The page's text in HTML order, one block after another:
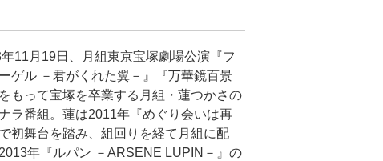
11月19日、月組東京宝塚劇場公演『フ
ゲル －君がくれた翼－』『万華鏡百景
もって宝塚を卒業する月組・蓮つかさの
ラ番組。蓮は2011年『めぐり会いは再
初舞台を踏み、組回りを経て月組に配
年『ルパン －ARSENE LUPIN－』の